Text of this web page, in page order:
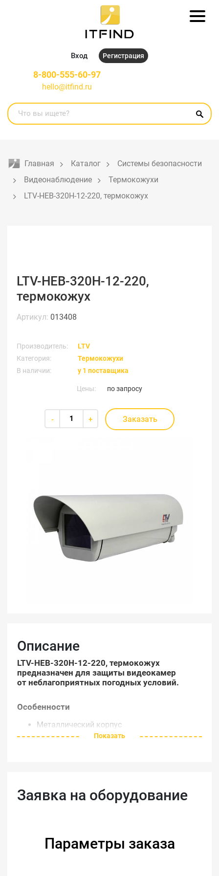
Вход Регистрация
8-800-555-60-97
hello@itfind.ru
Главная Каталог
Системы безопасности
Видеонаблюдение
Термокожухи
LTV-HEB-320H-12-220, термокожух
LTV-HEB-320H-12-220,
термокожух
Артикул: 013408
Производитель:
LTV
Категория:
Термокожухи
В наличии:
у 1 поставщика
Цены: по запросу
- + Заказать
Описание
LTV-HEB-320H-12-220, термокожух
предназначен для защиты видеокамер
от неблагоприятных погодных условий.
Особенности
Металлический корпус
Питание 220 В
Модель
LTV-HEB-320H-12-220
нагревателей
Показать
Заявка на оборудование
Параметры заказа